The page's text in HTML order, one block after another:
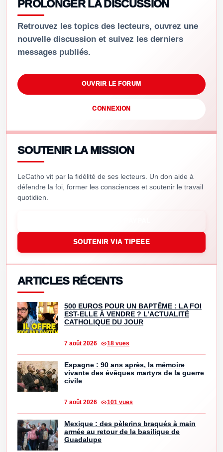
PROLONGER LA DISCUSSION
Retrouvez les topics des lecteurs, ouvrez une
nouvelle discussion et suivez les derniers
messages publiés.
OUVRIR LE FORUM
CONNEXION
SOUTENIR LA MISSION
LeCatho vit par la fidélité de ses lecteurs. Un don aide à
défendre la foi, former les consciences et soutenir le travail
quotidien.
SOUTENIR VIA TIPEEE
ARTICLES RÉCENTS
500 EUROS POUR UN BAPTÊME : LA FOI
EST-ELLE À VENDRE ? L’ACTUALITÉ
CATHOLIQUE DU JOUR
7 août 2026 18 vues
Espagne : 90 ans après, la mémoire
vivante des évêques martyrs de la guerre
civile
7 août 2026 101 vues
Mexique : des pèlerins braqués à main
armée au retour de la basilique de
Guadalupe